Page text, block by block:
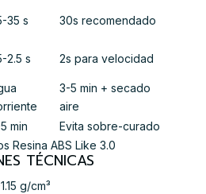
35 s 30s recomendado
2.5 s 2s para velocidad
3-5 min + secado
aire
min Evita sobre-curado
TÉCNICAS
g/cm³